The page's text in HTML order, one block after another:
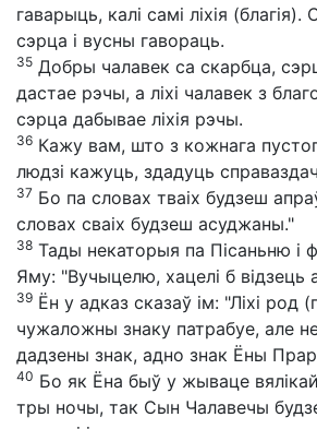
гаварыць, калі самі ліхія
сэрца і вусны гавораць.
35 Добры чалавек са скарбца,
дастае рэчы, а ліхі чалавек з
сэрца дабывае ліхія рэчы.
36 Кажу вам, што з кожнага
людзі кажуць, здадуць
37 Бо па словах тваіх будзеш
словах сваіх будзеш асуджаны."
38 Тады некаторыя па Пісаньню і
Яму: "Вучыцелю, хацелі б відзець
39 Ён у адказ сказаў ім: "Ліхі род
чужаложны знаку патрабуе, але
дадзены знак, адно знак Ёны
40 Бо як Ёна быў у жываце
тры ночы, так Сын Чалавечы